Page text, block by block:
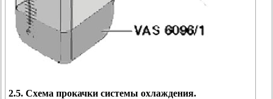
2.5. Схема прокачки системы охлаждения.